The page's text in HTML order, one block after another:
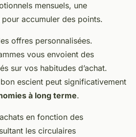
mensuels, une
accumuler des points.
offres personnalisées.
vous envoient des
sur vos habitudes d’achat.
escient peut significativement
à long terme.
en fonction des
les circulaires